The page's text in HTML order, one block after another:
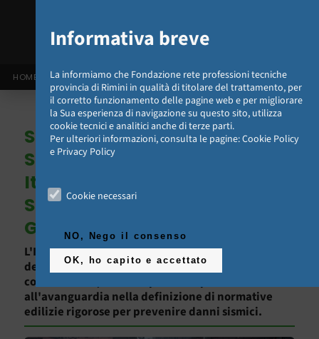
HOME
Sotto il Segno della
Sicurezza: Normative
Italiane sulla Prevenzione
Sismica attraverso la
Gestione Tecnica
L'Italia, situata lungo la faglia sismica
dell'Appennino, ha una lunga storia di esperienza
con terremoti, il che ha portato il paese a essere
all'avanguardia nella definizione di normative
edilizie rigorose per prevenire danni sismici.
Informativa breve
La informiamo che Fondazione rete professioni tecniche
provincia di Rimini in qualità di titolare del trattamento, per
il corretto funzionamento delle pagine web e per migliorare
la Sua esperienza di navigazione su questo sito, utilizza
cookie tecnici e analitici anche di terze parti.
Per ulteriori informazioni, consulta le pagine:Cookie Policy
e Privacy Policy
Cookie necessari
NO, Nego il consenso
OK, ho capito e accettato